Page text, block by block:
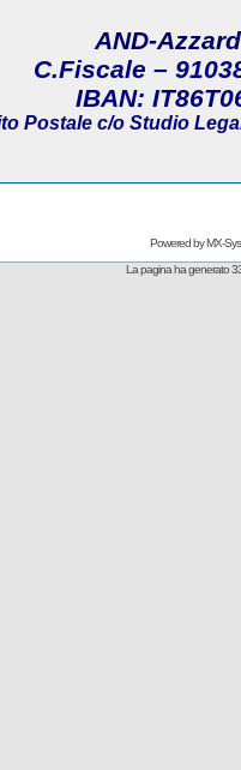
AND-
C.Fiscale –
IBAN:
Postale c/o Studio
Powered byMX-
La pagina ha generato